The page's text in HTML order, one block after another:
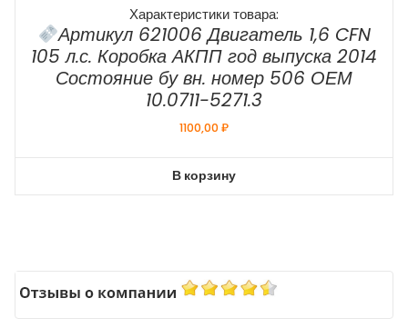
Характеристики товара:
Артикул 621006 Двигатель 1,6 CFN
105 л.с. Коробка АКПП год выпуска 2014
Состояние бу вн. номер 506 ОЕМ
10.0711-5271.3
1100,00₽
В корзину